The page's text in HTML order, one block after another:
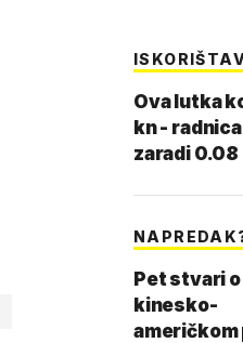
Ova lutka
kn -
zaradi 0.08
Pet stvari o
kinesko-